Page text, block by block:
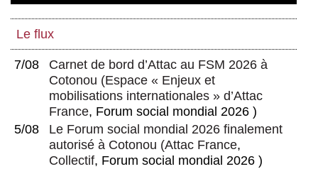
Le flux
7/08
Carnet de bord d’Attac au FSM 2026 à
Cotonou (Espace « Enjeux et
mobilisations internationales » d’Attac
France, Forum social mondial 2026 )
5/08
Le Forum social mondial 2026 finalement
autorisé à Cotonou (Attac France,
Collectif, Forum social mondial 2026 )